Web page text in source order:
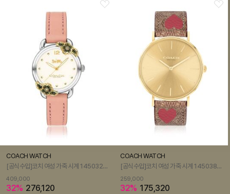
COACH WATCH
[공식수입]코치 여성 가죽 시계 14503239
409,000
32% 276,120
COACH WATCH
[공식수입]코치 여성 가죽 시계 14503886
259,000
32% 175,320